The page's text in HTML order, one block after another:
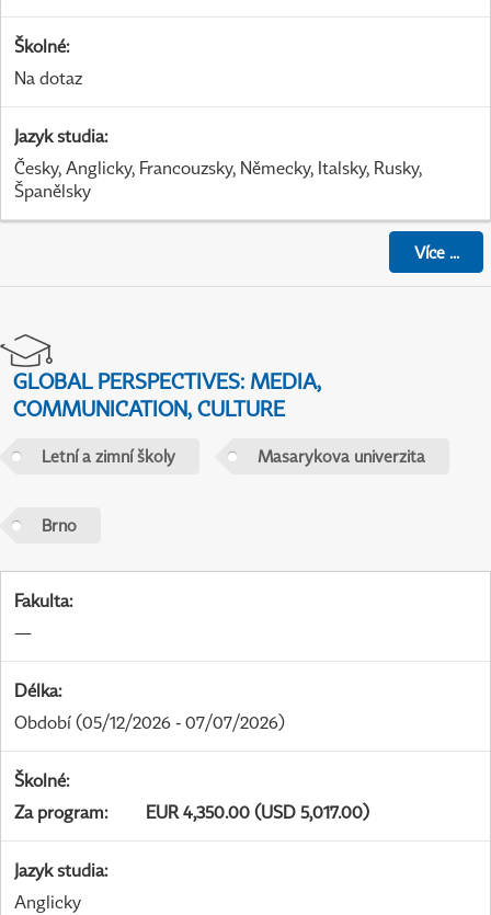
Školné:
Na dotaz
Jazyk studia:
Česky, Anglicky, Francouzsky, Německy, Italsky, Rusky,
Španělsky
Více...
GLOBAL PERSPECTIVES: MEDIA,
COMMUNICATION, CULTURE
Letní a zimní školy Masarykova univerzita
Brno
Fakulta:
—
Délka:
Období (05/12/2026 - 07/07/2026)
Školné:
Za program: EUR 4,350.00 (USD 5,017.00)
Jazyk studia:
Anglicky